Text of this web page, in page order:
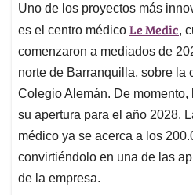
Uno de los proyectos más
es el centro médico Le Medic,
comenzaron a mediados de
norte de Barranquilla, sobre la
Colegio Alemán. De momento,
su apertura para el año 2028.
médico ya se acerca a los
convirtiéndolo en una de las
de la empresa.